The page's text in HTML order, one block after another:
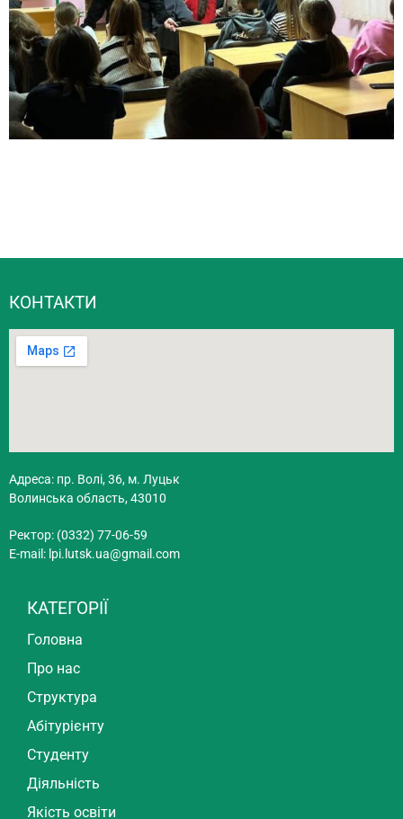
КОНТАКТИ
Адреса: пр. Волі, 36, м. Луцьк
Волинська область, 43010
Ректор: (0332) 77-06-59
E-mail: lpi.lutsk.ua@gmail.com
КАТЕГОРІЇ
Головна
Про нас
Структура
Абітурієнту
Студенту
Діяльність
Якість освіти